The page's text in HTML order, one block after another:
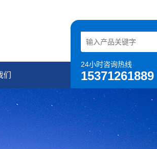
24小时咨询热线
15371261889
们